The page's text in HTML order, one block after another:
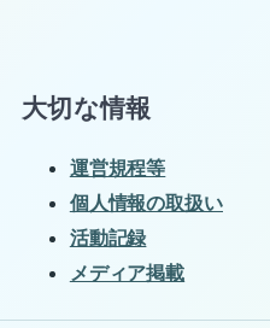
大切な情報
運営規程等
個人情報の取扱い
活動記録
メディア掲載